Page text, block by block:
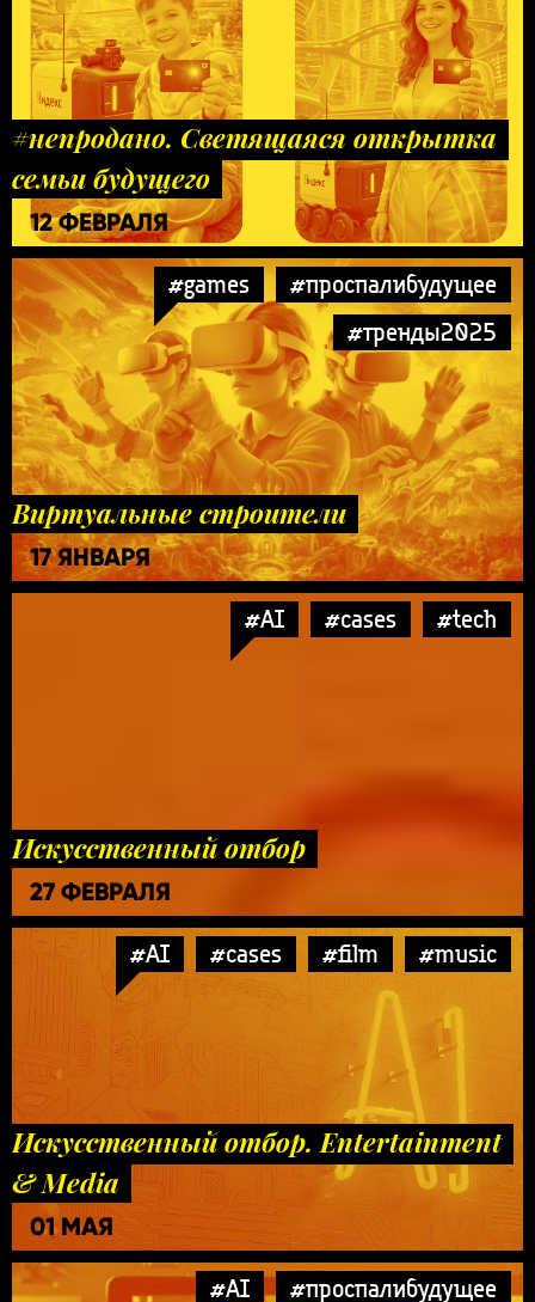
#непродано. Светящаяся открытка
семьи будущего
12 ФЕВРАЛЯ
#games
#проспалибудущее
#тренды2025
Виртуальные строители
17 ЯНВАРЯ
#AI #cases #tech
Искусственный отбор
27 ФЕВРАЛЯ
#AI #cases #film #music
Искусственный отбор. Entertainment
& Media
01 МАЯ
#AI
#проспалибудущее